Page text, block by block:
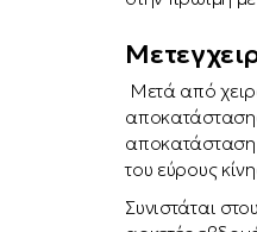
Μετά από
αποκατάσταση
του εύρους
Συνιστάται